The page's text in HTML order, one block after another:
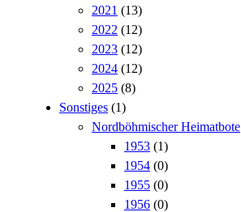
2021 (13)
2022 (12)
2023 (12)
2024 (12)
2025 (8)
Sonstiges (1)
Nordböhmischer Heimatbote
1953 (1)
1954 (0)
1955 (0)
1956 (0)